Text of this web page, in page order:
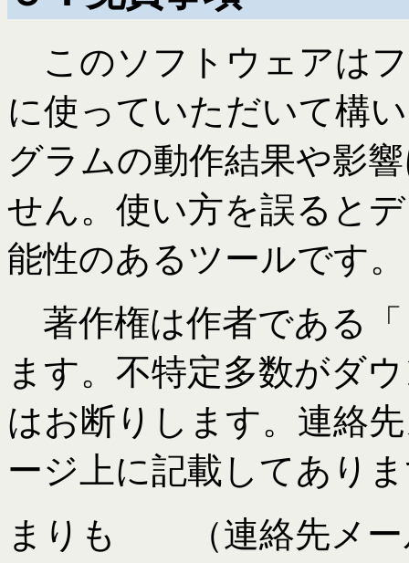
このソフトウェアは
に使っていただいて構
グラムの動作結果や影
せん。使い方を誤ると
能性のあるツールです。
著作権は作者である
ます。不特定多数がダ
はお断りします。連絡
ージ上に記載してあり
まりも （連絡先メー